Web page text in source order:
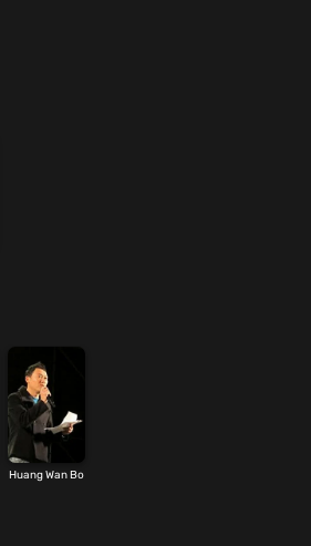
Huang Wan Bo